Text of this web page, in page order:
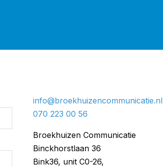
info@broekhuizencommunicatie.nl
070 223 00 56
Broekhuizen Communicatie
Binckhorstlaan 36
Bink36, unit C0-26,